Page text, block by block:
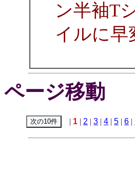
ン半袖T
イルに早
ページ移動
| 1 | 2 | 3 | 4 | 5 | 6 |